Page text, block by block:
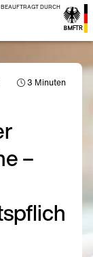
BEAUFTRAGT DURCH
3 Minuten
–